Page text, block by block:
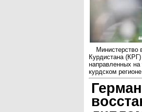
Министерство
Курдистана
направленных
курдском